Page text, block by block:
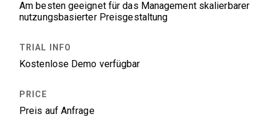
Am besten geeignet für das Management skalierbarer
nutzungsbasierter Preisgestaltung
Kostenlose Demo verfügbar
Preis auf Anfrage